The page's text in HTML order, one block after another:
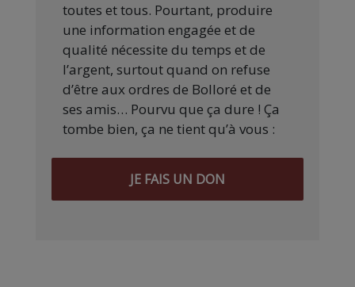
toutes et tous. Pourtant, produire
une information engagée et de
qualité nécessite du temps et de
l’argent, surtout quand on refuse
d’être aux ordres de Bolloré et de
ses amis… Pourvu que ça dure ! Ça
tombe bien, ça ne tient qu’à vous :
JE FAIS UN DON